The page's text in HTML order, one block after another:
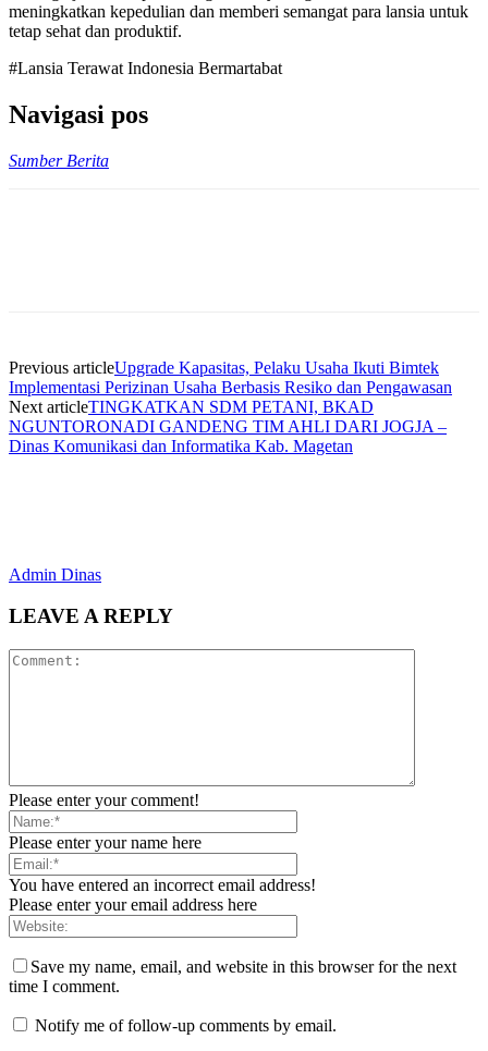
meningkatkan kepedulian dan memberi semangat para lansia untuk
tetap sehat dan produktif.
#Lansia Terawat Indonesia Bermartabat
Navigasi pos
Sumber Berita
Previous articleUpgrade Kapasitas, Pelaku Usaha Ikuti Bimtek
Implementasi Perizinan Usaha Berbasis Resiko dan Pengawasan
Next articleTINGKATKAN SDM PETANI, BKAD
NGUNTORONADI GANDENG TIM AHLI DARI JOGJA –
Dinas Komunikasi dan Informatika Kab. Magetan
Admin Dinas
LEAVE A REPLY
Please enter your comment!
Please enter your name here
You have entered an incorrect email address!
Please enter your email address here
Save my name, email, and website in this browser for the next
time I comment.
Notify me of follow-up comments by email.